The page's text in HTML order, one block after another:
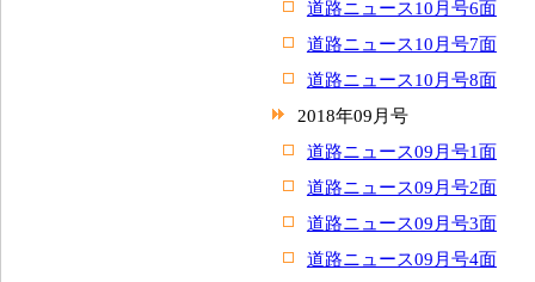
道路ニュース10月号6面
道路ニュース10月号7面
道路ニュース10月号8面
2018年09月号
道路ニュース09月号1面
道路ニュース09月号2面
道路ニュース09月号3面
道路ニュース09月号4面